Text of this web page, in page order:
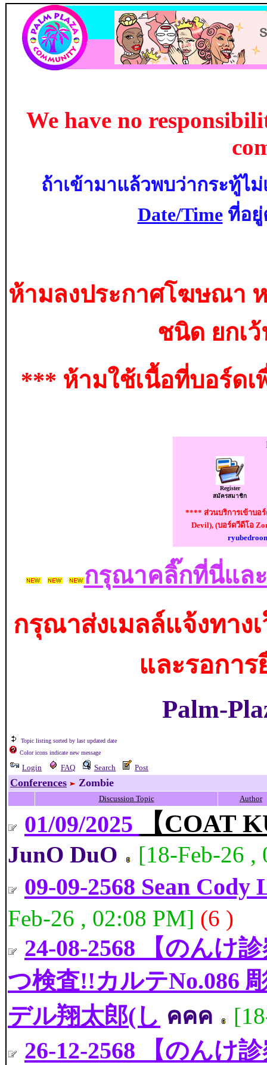
We have no
ถ้าเข้ามาแล้วพบว่ากระทู้ไ
Date/Timeที่อยู่
ห้ามลงประกาศโฆษณา
ชนิด ยกเ
*** ห้ามใช้เนื้อที่บอร์ดเ
Register
สมัครสมาชิก
**** ส่วนบริการเข้าบอ
Devil), (บอร์ดวีดีโอ
กรุณาคลิ๊กที่นี่และ
กรุณาส่งเมลล์แจ้งทาง
และรอกา
Palm-
Topic listing sorted by last updated date
Color icons indicate new message
Login FAQ Search Post
Conferences Zombie
Discussion Topic Author
01/09/2025 【COAT
JunO DuO [18-Feb-26 ,
09-09-2568 Sean Cody
Feb-26 , 02:08 PM] (6 )
24-08-2568 【のんけ
つ検査!!カルテNo.086
デル翔太郎(し คคค
26-12-2568 【のんけ